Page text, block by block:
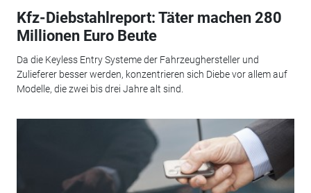
Kfz-Diebstahlreport: Täter machen 280
Millionen Euro Beute
Da die Keyless Entry Systeme der Fahrzeughersteller und
Zulieferer besser werden, konzentrieren sich Diebe vor allem auf
Modelle, die zwei bis drei Jahre alt sind.